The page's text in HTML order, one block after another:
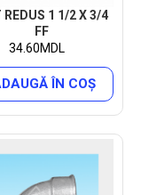
REDUS 1 1/2 X 3/4
FF
34.60MDL
ÎN COŞ